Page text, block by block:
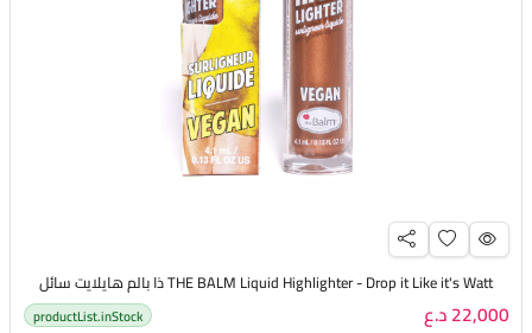
THE BALM Liquid Highlighter - Drop it Like it's Watt ذا بالم هايلايت سائل
22,000 د.ع productList.inStock